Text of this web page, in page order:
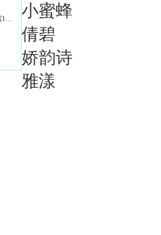
雅诗兰黛红石榴鲜活营养眼霜15ml/眼部啫喱
小蜜蜂
倩碧
娇韵诗
雅漾